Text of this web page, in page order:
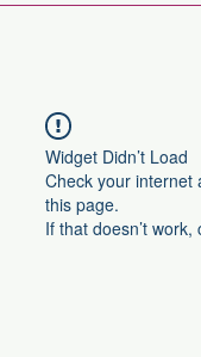
Widget Didn’t Load
Check your internet
this page.
If that doesn’t work,